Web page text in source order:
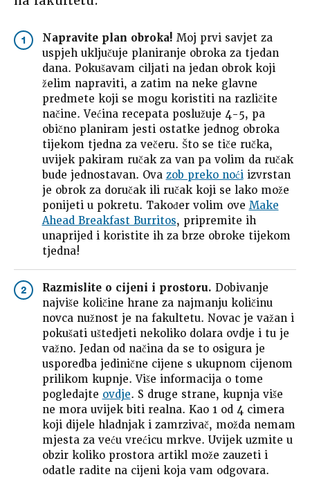
1 Napravite plan obroka! Moj prvi savjet za
uspjeh uključuje planiranje obroka za tjedan
dana. Pokušavam ciljati na jedan obrok koji
želim napraviti, a zatim na neke glavne
predmete koji se mogu koristiti na različite
načine. Većina recepata poslužuje 4-5, pa
obično planiram jesti ostatke jednog obroka
tijekom tjedna za večeru. Što se tiče ručka,
uvijek pakiram ručak za van pa volim da ručak
bude jednostavan. Ova zob preko noćiizvrstan
je obrok za doručak ili ručak koji se lako može
ponijeti u pokretu. Također volim ove Make
Ahead Breakfast Burritos, pripremite ih
unaprijed i koristite ih za brze obroke tijekom
tjedna!
2 Razmislite o cijeni i prostoru. Dobivanje
najviše količine hrane za najmanju količinu
novca nužnost je na fakultetu. Novac je važan i
pokušati uštedjeti nekoliko dolara ovdje i tu je
važno. Jedan od načina da se to osigura je
usporedba jedinične cijene s ukupnom cijenom
prilikom kupnje. Više informacija o tome
pogledajte ovdje. S druge strane, kupnja više
ne mora uvijek biti realna. Kao 1 od 4 cimera
koji dijele hladnjak i zamrzivač, možda nemam
mjesta za veću vrećicu mrkve. Uvijek uzmite u
obzir koliko prostora artikl može zauzeti i
odatle radite na cijeni koja vam odgovara.